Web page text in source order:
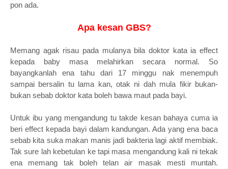
pon ada.
Apa kesan GBS?
Memang agak risau pada mulanya bila doktor kata ia effect
kepada baby masa melahirkan secara normal. So
bayangkanlah ena tahu dari 17 minggu nak menempuh
sampai bersalin tu lama kan, otak ni dah mula fikir bukan-
bukan sebab doktor kata boleh bawa maut pada bayi.
Untuk ibu yang mengandung tu takde kesan bahaya cuma ia
beri effect kepada bayi dalam kandungan. Ada yang ena baca
sebab kita suka makan manis jadi bakteria lagi aktif membiak.
Tak sure lah kebetulan ke tapi masa mengandung kali ni tekak
ena memang tak boleh telan air masak mesti muntah.